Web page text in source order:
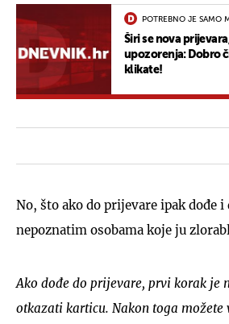
POTREBNO JE SAMO
Širi se nova
upozorenja: Dobro
klikate!
No, što ako do prijevare ipak dođe
nepoznatim osobama koje ju
Ako dođe do prijevare, prvi korak je
otkazati karticu. Nakon toga